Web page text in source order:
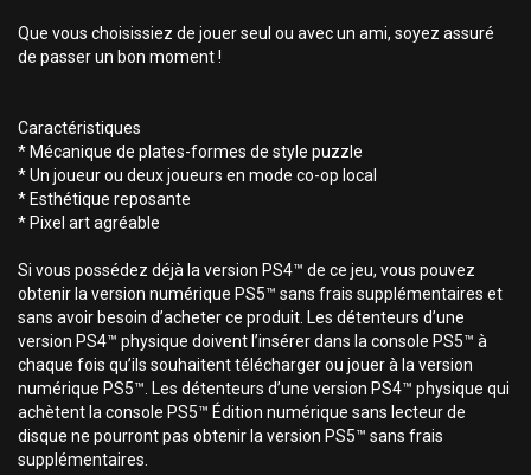
Que vous choisissiez de jouer seul ou avec un ami, soyez assuré
de passer un bon moment !
Caractéristiques
* Mécanique de plates-formes de style puzzle
* Un joueur ou deux joueurs en mode co-op local
* Esthétique reposante
* Pixel art agréable
Si vous possédez déjà la version PS4™ de ce jeu, vous pouvez
obtenir la version numérique PS5™ sans frais supplémentaires et
sans avoir besoin d’acheter ce produit. Les détenteurs d’une
version PS4™ physique doivent l’insérer dans la console PS5™ à
chaque fois qu’ils souhaitent télécharger ou jouer à la version
numérique PS5™. Les détenteurs d’une version PS4™ physique qui
achètent la console PS5™ Édition numérique sans lecteur de
disque ne pourront pas obtenir la version PS5™ sans frais
supplémentaires.